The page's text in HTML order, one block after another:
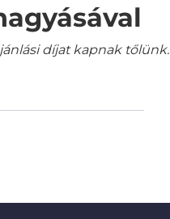
díjat kapnak tőlünk.